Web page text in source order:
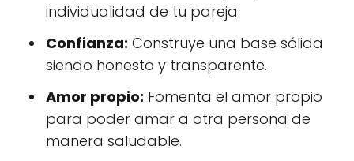
individualidad de tu pareja.
Confianza: Construye una base sólida
siendo honesto y transparente.
Amor propio: Fomenta el amor propio
para poder amar a otra persona de
manera saludable.